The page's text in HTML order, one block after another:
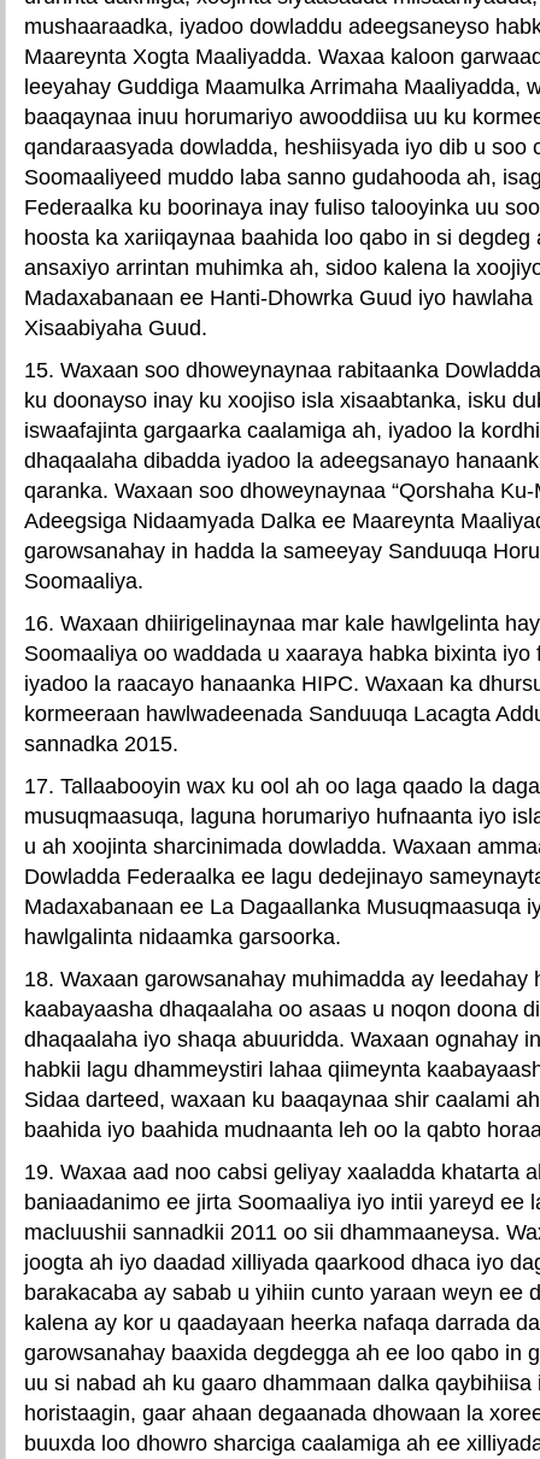
mushaaraadka, iyadoo dowladdu adeegsaneyso
Maareynta Xogta Maaliyadda. Waxaa kaloon
leeyahay Guddiga Maamulka Arrimaha Maaliyadda,
baaqaynaa inuu horumariyo awooddiisa uu ku
qandaraasyada dowladda, heshiisyada iyo dib u soo
Soomaaliyeed muddo laba sanno gudahooda ah,
Federaalka ku boorinaya inay fuliso talooyinka uu
hoosta ka xariiqaynaa baahida loo qabo in si degdeg
ansaxiyo arrintan muhimka ah, sidoo kalena la
Madaxabanaan ee Hanti-Dhowrka Guud iyo
Xisaabiyaha Guud.
15. Waxaan soo dhoweynaynaa rabitaanka
ku doonayso inay ku xoojiso isla xisaabtanka, isku
iswaafajinta gargaarka caalamiga ah, iyadoo la
dhaqaalaha dibadda iyadoo la adeegsanayo
qaranka. Waxaan soo dhoweynaynaa “Qorshaha
Adeegsiga Nidaamyada Dalka ee Maareynta
garowsanahay in hadda la sameeyay Sanduuqa
Soomaaliya.
16. Waxaan dhiirigelinaynaa mar kale hawlgelinta
Soomaaliya oo waddada u xaaraya habka bixinta iyo
iyadoo la raacayo hanaanka HIPC. Waxaan ka
kormeeraan hawlwadeenada Sanduuqa Lacagta
sannadka 2015.
17. Tallaabooyin wax ku ool ah oo laga qaado la
musuqmaasuqa, laguna horumariyo hufnaanta iyo
u ah xoojinta sharcinimada dowladda. Waxaan
Dowladda Federaalka ee lagu dedejinayo
Madaxabanaan ee La Dagaallanka Musuqmaasuqa
hawlgalinta nidaamka garsoorka.
18. Waxaan garowsanahay muhimadda ay leedahay
kaabayaasha dhaqaalaha oo asaas u noqon doona
dhaqaalaha iyo shaqa abuuridda. Waxaan ognahay
habkii lagu dhammeystiri lahaa qiimeynta
Sidaa darteed, waxaan ku baaqaynaa shir caalami
baahida iyo baahida mudnaanta leh oo la qabto
19. Waxaa aad noo cabsi geliyay xaaladda khatarta
baniaadanimo ee jirta Soomaaliya iyo intii yareyd ee
macluushii sannadkii 2011 oo sii dhammaaneysa.
joogta ah iyo daadad xilliyada qaarkood dhaca iyo
barakacaba ay sabab u yihiin cunto yaraan weyn ee
kalena ay kor u qaadayaan heerka nafaqa darrada
garowsanahay baaxida degdegga ah ee loo qabo in
uu si nabad ah ku gaaro dhammaan dalka qaybihiisa
horistaagin, gaar ahaan degaanada dhowaan la
buuxda loo dhowro sharciga caalamiga ah ee